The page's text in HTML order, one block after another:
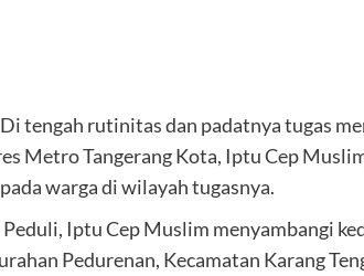
tengah rutinitas dan padatnya tugas
Metro Tangerang Kota, Iptu Cep
warga di wilayah tugasnya.
Iptu Cep Muslim menyambangi
Pedurenan, Kecamatan Karang